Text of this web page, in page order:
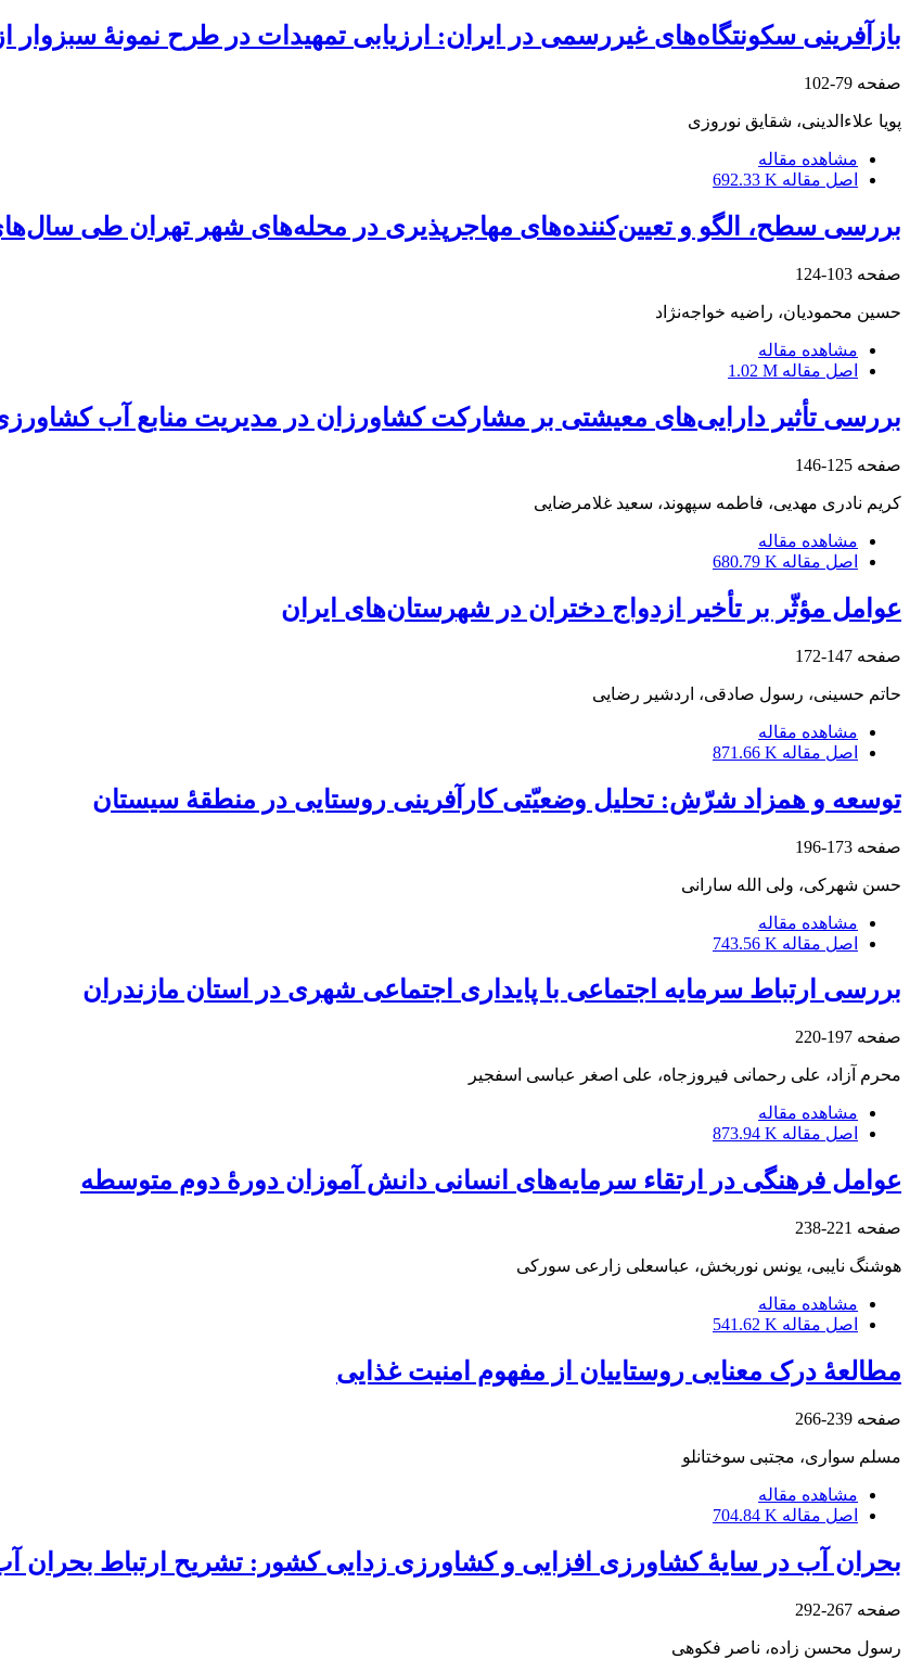
بازآفرینی سکونتگاه‌های غیررسمی در ایران: ارزیابی تمهیدات در طرح نمونۀ سبزوار
صفحه 79-102
پویا علاءالدینی، شقایق نوروزی
مشاهده مقاله
اصل مقاله 692.33 K
بررسی سطح، الگو و تعیین‌کننده‌های مهاجرپذیری در محله‌های شهر تهران طی سال‌های 1389 تا
صفحه 103-124
حسین محمودیان، راضیه خواجه‌نژاد
مشاهده مقاله
اصل مقاله 1.02 M
بررسی تأثیر دارایی‌های معیشتی بر مشارکت کشاورزان در مدیریت منابع آب
صفحه 125-146
کریم نادری مهدیی، فاطمه سپهوند، سعید غلامرضایی
مشاهده مقاله
اصل مقاله 680.79 K
عوامل مؤثّر بر تأخیر ازدواج دختران در شهرستان‌های ایران
صفحه 147-172
حاتم حسینی، رسول صادقی، اردشیر رضایی
مشاهده مقاله
اصل مقاله 871.66 K
توسعه و همزاد شرّش: تحلیل وضعیّتی کارآفرینی روستایی در منطقۀ سیستان
صفحه 173-196
حسن شهرکی، ولی الله سارانی
مشاهده مقاله
اصل مقاله 743.56 K
بررسی ارتباط سرمایه اجتماعی با پایداری اجتماعی شهری در استان مازندران
صفحه 197-220
محرم آزاد، علی رحمانی فیروزجاه، علی اصغر عباسی اسفجیر
مشاهده مقاله
اصل مقاله 873.94 K
عوامل فرهنگی در ارتقاء سرمایه‌های انسانی دانش آموزان دورۀ دوم متوسطه
صفحه 221-238
هوشنگ نایبی، یونس نوربخش، عباسعلی زارعی سورکی
مشاهده مقاله
اصل مقاله 541.62 K
مطالعۀ درک معنایی روستاییان از مفهوم امنیت غذایی
صفحه 239-266
مسلم سواری، مجتبی سوختانلو
مشاهده مقاله
اصل مقاله 704.84 K
بحران آب در سایۀ کشاورزی ‎افزایی و کشاورزی ‎زدایی کشور: تشریح ارتباط بحران آب در بخش کشاورزی و وابستگی به نفت در کشور
صفحه 267-292
رسول محسن زاده، ناصر فکوهی